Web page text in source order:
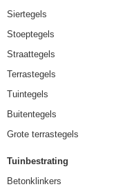
Siertegels
Stoeptegels
Straattegels
Terrastegels
Tuintegels
Buitentegels
Grote terrastegels
Tuinbestrating
Betonklinkers